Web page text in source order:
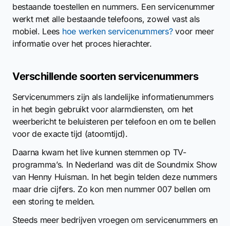
bestaande toestellen en nummers. Een servicenummer
werkt met alle bestaande telefoons, zowel vast als
mobiel. Lees hoe werken servicenummers?voor meer
informatie over het proces hierachter.
Verschillende soorten servicenummers
Servicenummers zijn als landelijke informatienummers
in het begin gebruikt voor alarmdiensten, om het
weerbericht te beluisteren per telefoon en om te bellen
voor de exacte tijd (atoomtijd).
Daarna kwam het live kunnen stemmen op TV-
programma’s. In Nederland was dit de Soundmix Show
van Henny Huisman. In het begin telden deze nummers
maar drie cijfers. Zo kon men nummer 007 bellen om
een storing te melden.
Steeds meer bedrijven vroegen om servicenummers en